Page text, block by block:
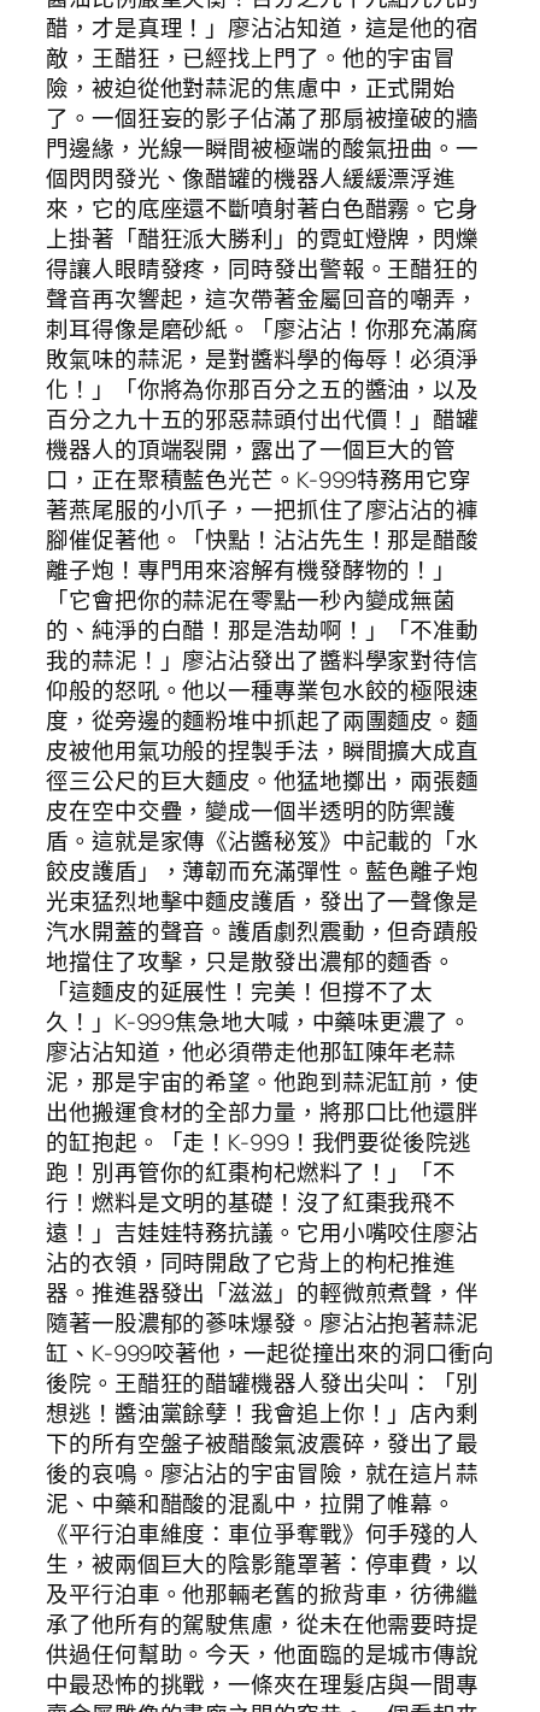
醋，才是真理！」廖沾沾知道，這是他的宿
敵，王醋狂，已經找上門了。他的宇宙冒
險，被迫從他對蒜泥的焦慮中，正式開始
了。一個狂妄的影子佔滿了那扇被撞破的牆
門邊緣，光線一瞬間被極端的酸氣扭曲。一
個閃閃發光、像醋罐的機器人緩緩漂浮進
來，它的底座還不斷噴射著白色醋霧。它身
上掛著「醋狂派大勝利」的霓虹燈牌，閃爍
得讓人眼睛發疼，同時發出警報。王醋狂的
聲音再次響起，這次帶著金屬回音的嘲弄，
刺耳得像是磨砂紙。「廖沾沾！你那充滿腐
敗氣味的蒜泥，是對醬料學的侮辱！必須淨
化！」「你將為你那百分之五的醬油，以及
百分之九十五的邪惡蒜頭付出代價！」醋罐
機器人的頂端裂開，露出了一個巨大的管
口，正在聚積藍色光芒。K-999特務用它穿
著燕尾服的小爪子，一把抓住了廖沾沾的褲
腳催促著他。「快點！沾沾先生！那是醋酸
離子炮！專門用來溶解有機發酵物的！」
「它會把你的蒜泥在零點一秒內變成無菌
的、純淨的白醋！那是浩劫啊！」「不准動
我的蒜泥！」廖沾沾發出了醬料學家對待信
仰般的怒吼。他以一種專業包水餃的極限速
度，從旁邊的麵粉堆中抓起了兩團麵皮。麵
皮被他用氣功般的捏製手法，瞬間擴大成直
徑三公尺的巨大麵皮。他猛地擲出，兩張麵
皮在空中交疊，變成一個半透明的防禦護
盾。這就是家傳《沾醬秘笈》中記載的「水
餃皮護盾」，薄韌而充滿彈性。藍色離子炮
光束猛烈地擊中麵皮護盾，發出了一聲像是
汽水開蓋的聲音。護盾劇烈震動，但奇蹟般
地擋住了攻擊，只是散發出濃郁的麵香。
「這麵皮的延展性！完美！但撐不了太
久！」K-999焦急地大喊，中藥味更濃了。
廖沾沾知道，他必須帶走他那缸陳年老蒜
泥，那是宇宙的希望。他跑到蒜泥缸前，使
出他搬運食材的全部力量，將那口比他還胖
的缸抱起。「走！K-999！我們要從後院逃
跑！別再管你的紅棗枸杞燃料了！」「不
行！燃料是文明的基礎！沒了紅棗我飛不
遠！」吉娃娃特務抗議。它用小嘴咬住廖沾
沾的衣領，同時開啟了它背上的枸杞推進
器。推進器發出「滋滋」的輕微煎煮聲，伴
隨著一股濃郁的蔘味爆發。廖沾沾抱著蒜泥
缸、K-999咬著他，一起從撞出來的洞口衝向
後院。王醋狂的醋罐機器人發出尖叫：「別
想逃！醬油黨餘孽！我會追上你！」店內剩
下的所有空盤子被醋酸氣波震碎，發出了最
後的哀鳴。廖沾沾的宇宙冒險，就在這片蒜
泥、中藥和醋酸的混亂中，拉開了帷幕。
《平行泊車維度：車位爭奪戰》何手殘的人
生，被兩個巨大的陰影籠罩著：停車費，以
及平行泊車。他那輛老舊的掀背車，彷彿繼
承了他所有的駕駛焦慮，從未在他需要時提
供過任何幫助。今天，他面臨的是城市傳說
中最恐怖的挑戰，一條夾在理髮店與一間專